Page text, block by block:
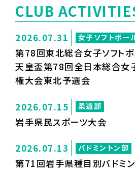
CLUB
2026.07.31 女子ソフトボー
第78回東北総合女子ソフト
天皇盃第78回全日本総合女
権大会東北予選会
2026.07.15 柔道部
岩手県民スポーツ大会
2026.07.13 バドミントン部
第71回岩手県種目別バドミ